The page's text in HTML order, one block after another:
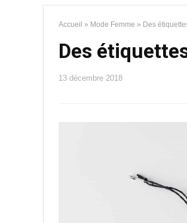
Accueil » Mode Femme » Des
Des
13 décembre 2018